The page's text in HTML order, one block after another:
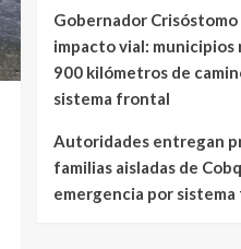
Gobernador
impacto vial:
900 kilómetros de
sistema frontal
Autoridades entregan
familias aisladas de
emergencia por